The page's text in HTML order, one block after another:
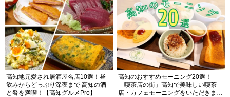
高知地元愛され居酒屋名店10選！昼
飲みからどっぷり深夜まで 高知の酒
と肴を満喫！【高知グルメPro】
高知のおすすめモーニング20選！
「喫茶店の街」高知で美味しい喫茶
店・カフェモーニングをいただきま